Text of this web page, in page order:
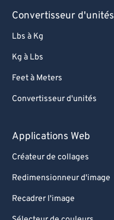
Convertisseur d'unités
Lbs à Kg
Kg à Lbs
Feet à Meters
Convertisseur d'unités
Applications Web
Créateur de collages
Redimensionneur d'image
Recadrer l'image